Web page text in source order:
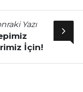
Yazı
İçin!